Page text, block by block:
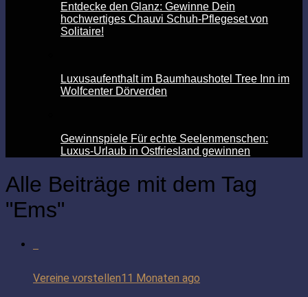
Entdecke den Glanz: Gewinne Dein
hochwertiges Chauvi Schuh-Pflegeset von
Solitaire!
Luxusaufenthalt im Baumhaushotel Tree Inn im
Wolfcenter Dörverden
Gewinnspiele Für echte Seelenmenschen:
Luxus-Urlaub in Ostfriesland gewinnen
Alle Beiträge mit dem Tag
"Ems"
Vereine vorstellen11 Monaten ago